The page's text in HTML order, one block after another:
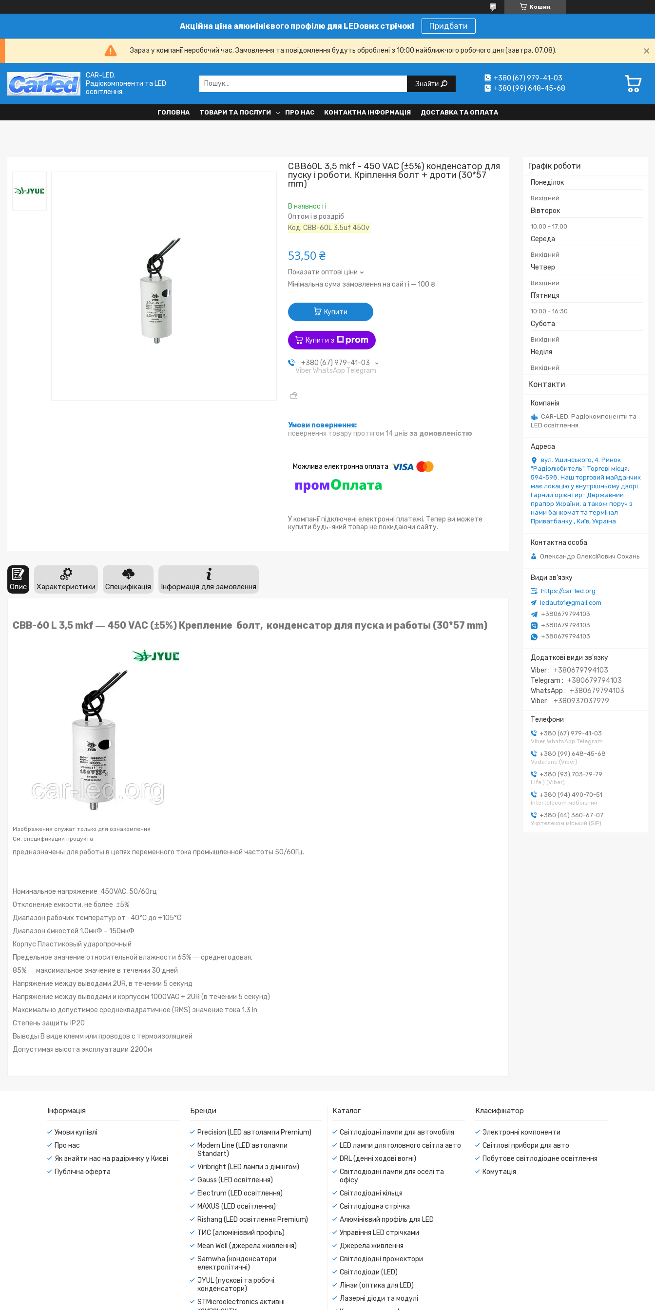
Кошик
Акційна ціна алюмінієвого профілю для LEDових стрічок! Придбати
Зараз у компанії неробочий час. Замовлення та повідомлення будуть оброблені з 10:00 найближчого робочого дня (завтра, 07.08).
CAR-LED.
Радіокомпоненти та LED
освітлення.
Знайти
+380 (67) 979-41-03
+380 (99) 648-45-68
ГОЛОВНА ТОВАРИ ТА ПОСЛУГИ ПРО НАС КОНТАКТНА ІНФОРМАЦІЯ ДОСТАВКА ТА ОПЛАТА
Графік роботи
Понеділок
Вихідний
Вівторок
10:00 17:00
Середа
Вихідний
Четвер
Вихідний
Пʼятниця
10:00 16:30
Субота
Вихідний
Неділя
Вихідний
Контакти
CAR-LED. Радіокомпоненти та
LED освітлення.
вул. Ушинського, 4. Ринок
"Радіолюбитель". Торгові місця:
594-598. Наш торговий майданчик
має локацію у внутрішньому дворі.
Гарний орієнтир- Державний
прапор України, а також поруч з
нами банкомат та термінал
Приватбанку., Київ, Україна
Олександр Олексійович Сохань
https://car-led.org
ledauto1@gmail.com
+380679794103
+380679794103
+380679794103
Viber
+380679794103
Telegram
+380679794103
WhatsApp
+380679794103
Viber
+380937037979
+380 (67) 979-41-03
Viber WhatsApp Telegram
+380 (99) 648-45-68
Vodafone (Viber)
+380 (93) 703-79-79
Life:) (Viber)
+380 (94) 490-70-51
Intertelecom мобільний
+380 (44) 360-67-07
Укртелеком міський (SIP)
CBB60L 3,5 mkf - 450 VAC (±5%) конденсатор для
пуску і роботи. Кріплення болт + дроти (30*57
mm)
В наявності
Оптом і в роздріб
Код:CBB-60L 3.5uf 450v
53,50 ₴
Показати оптові ціни
Мінімальна сума замовлення на сайті — 100 ₴
Купити
Купити з
+380 (67) 979-41-03
Viber WhatsApp Telegram
повернення товару протягом 14 днів за домовленістю
У компанії підключені електронні платежі. Тепер ви можете
купити будь-який товар не покидаючи сайту.
Опис Характеристики Специфікація Інформація для замовлення
CBB-60 L 3,5 mkf ― 450 VAC (±5%) Крепление болт, конденсатор для пуска и работы (30*57 mm)
Изображения служат только для ознакомления
См. спецификации продукта
предназначены для работы в цепях переменного тока промышленной частоты 50/60Гц.
Номинальное напряжение 450VAC, 50/60гц
Отклонение емкости, не более ±5%
Диапазон рабочих температур от -40°С до +105°С
Диапазон ёмкостей 1.0мкФ – 150мкФ
Корпус Пластиковый ударопрочный
Предельное значение относительной влажности 65% ― среднегодовая,
85% ― максимальное значение в течении 30 дней
Напряжение между выводами 2UR, в течении 5 секунд
Напряжение между выводами и корпусом 1000VAC + 2UR (в течении 5 секунд)
Максимально допустимое среднеквадратичное (RMS) значение тока 1.3 In
Степень защиты IP20
Выводы В виде клемм или проводов с термоизоляцией
Допустимая высота эксплуатации 2200м
Інформація
Умови купівлі
Про нас
Як знайти нас на радіринку у Києві
Публічна оферта
Бренди
Precision (LED автолампи Premium)
Modern Line (LED автолампи
Standart)
Viribright (LED лампи з дімінгом)
Gauss (LED освітлення)
Electrum (LED освітлення)
MAXUS (LED освітлення)
Rishang (LED освітлення Premium)
ТИС (алюмінієвий профіль)
Mean Well (джерела живлення)
Samwha (конденсатори
електролітичні)
JYUL (пускові та робочі
конденсатори)
STMicroelectronics активні
Каталог
Світлодіодні лампи для автомобіля
LED лампи для головного світла авто
DRL (денні ходові вогні)
Світлодіодні лампи для оселі та
офісу
Світлодіодні кільця
Світлодіодна стрічка
Алюмінієвий профіль для LED
Управіння LED стрічками
Джерела живлення
Світлодіодні прожектори
Світлодіоди (LED)
Лінзи (оптика для LED)
Лазерні діоди та модулі
Класифікатор
Электронні компоненти
Світлові прибори для авто
Побутове світлодіодне освітлення
Комутація